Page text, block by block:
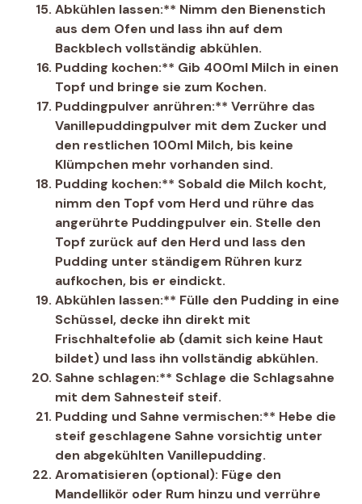
Abkühlen lassen:** Nimm den Bienenstich
aus dem Ofen und lass ihn auf dem
Backblech vollständig abkühlen.
Pudding kochen:** Gib 400ml Milch in einen
Topf und bringe sie zum Kochen.
Puddingpulver anrühren:** Verrühre das
Vanillepuddingpulver mit dem Zucker und
den restlichen 100ml Milch, bis keine
Klümpchen mehr vorhanden sind.
Pudding kochen:** Sobald die Milch kocht,
nimm den Topf vom Herd und rühre das
angerührte Puddingpulver ein. Stelle den
Topf zurück auf den Herd und lass den
Pudding unter ständigem Rühren kurz
aufkochen, bis er eindickt.
Abkühlen lassen:** Fülle den Pudding in eine
Schüssel, decke ihn direkt mit
Frischhaltefolie ab (damit sich keine Haut
bildet) und lass ihn vollständig abkühlen.
Sahne schlagen:** Schlage die Schlagsahne
mit dem Sahnesteif steif.
Pudding und Sahne vermischen:** Hebe die
steif geschlagene Sahne vorsichtig unter
den abgekühlten Vanillepudding.
Aromatisieren (optional): Füge den
Mandellikör oder Rum hinzu und verrühre